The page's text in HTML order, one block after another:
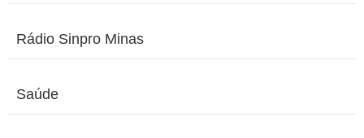
Rádio Sinpro Minas
Saúde